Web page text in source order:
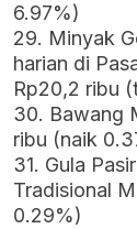
6.97%)
29. Minyak
harian di
Rp20,2 ribu
30. Bawang
ribu (naik
31. Gula
Tradisional
0.29%)